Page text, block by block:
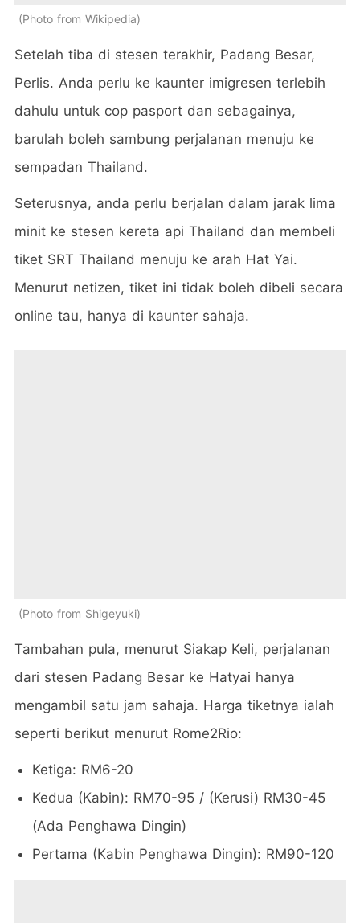
Photo from Wikipedia
Setelah tiba di stesen terakhir, Padang Besar,
Perlis. Anda perlu ke kaunter imigresen terlebih
dahulu untuk cop pasport dan sebagainya,
barulah boleh sambung perjalanan menuju ke
sempadan Thailand.
Seterusnya, anda perlu berjalan dalam jarak lima
minit ke stesen kereta api Thailand dan membeli
tiket SRT Thailand menuju ke arah Hat Yai.
Menurut netizen, tiket ini tidak boleh dibeli secara
online tau, hanya di kaunter sahaja.
Photo from Shigeyuki
Tambahan pula, menurut Siakap Keli, perjalanan
dari stesen Padang Besar ke Hatyai hanya
mengambil satu jam sahaja. Harga tiketnya ialah
seperti berikut menurut Rome2Rio:
Ketiga: RM6-20
Kedua (Kabin): RM70-95 / (Kerusi) RM30-45
(Ada Penghawa Dingin)
Pertama (Kabin Penghawa Dingin): RM90-120